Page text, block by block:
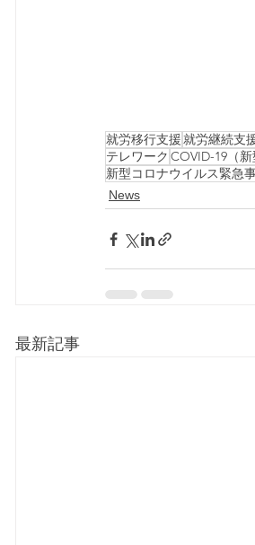
就労移行支援就労継続支
テレワーク COVID-19（
新型コロナウイルス緊急
News
最新記事